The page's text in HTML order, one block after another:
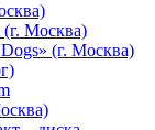
Москва)
(г. Москва)